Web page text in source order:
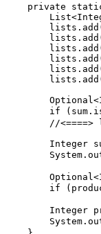
private
if
//<====>
Integer
if
Integer